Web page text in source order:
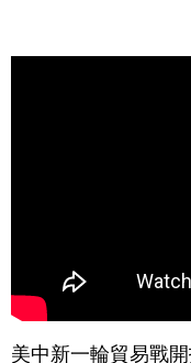
美中新一輪貿易戰